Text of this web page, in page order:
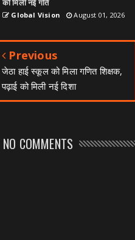
को मिली नई गति
Global Vision August 01, 2026
Previous
जेठा हाई स्कूल को मिला गणित शिक्षक,
पढ़ाई को मिली नई दिशा
NO COMMENTS